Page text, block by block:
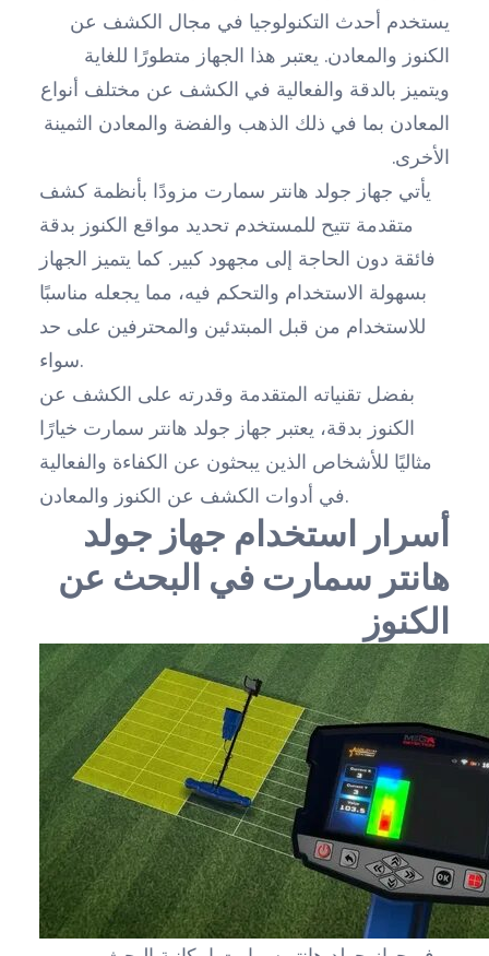
يستخدم أحدث التكنولوجيا في مجال الكشف عن
الكنوز والمعادن. يعتبر هذا الجهاز متطورًا للغاية
ويتميز بالدقة والفعالية في الكشف عن مختلف أنواع
المعادن بما في ذلك الذهب والفضة والمعادن الثمينة
الأخرى.
يأتي جهاز جولد هانتر سمارت مزودًا بأنظمة كشف
متقدمة تتيح للمستخدم تحديد مواقع الكنوز بدقة
فائقة دون الحاجة إلى مجهود كبير. كما يتميز الجهاز
بسهولة الاستخدام والتحكم فيه، مما يجعله مناسبًا
للاستخدام من قبل المبتدئين والمحترفين على حد
سواء.
بفضل تقنياته المتقدمة وقدرته على الكشف عن
الكنوز بدقة، يعتبر جهاز جولد هانتر سمارت خيارًا
مثاليًا للأشخاص الذين يبحثون عن الكفاءة والفعالية
في أدوات الكشف عن الكنوز والمعادن.
أسرار استخدام جهاز جولد
هانتر سمارت في البحث عن
الكنوز